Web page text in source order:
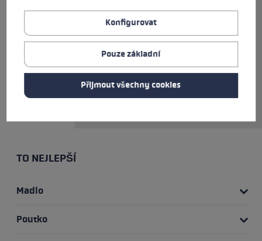
zajišťují držení a maximální
pohodlí. Inovativní technologie
pouhých 46 cm ve sbaleném
stavu jsou hole Super Micro
TO NEJLEPŠÍ
Madlo
Poutko
Konfigurovat
Pouze základní
Přijmout všechny cookies